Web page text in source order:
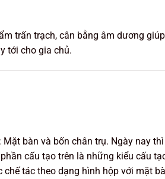
trấn trạch, cân bằng âm dương giúp
tới cho gia chủ.
bàn và bốn chân trụ. Ngày nay thì
cấu tạo trên là những kiểu cấu
tác theo dạng hình hộp với mặt